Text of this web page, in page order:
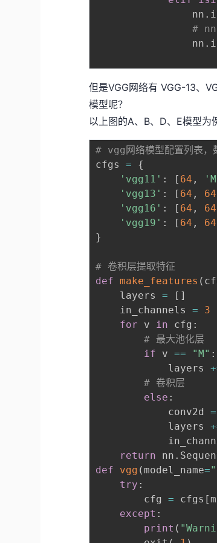
                nn
.
#
                nn
.
但是VGG网络有 VGG-13、
模型呢？
以上图的A、B、D、E模型为
# vgg网络模型配置列表，
cfgs =
{
'vgg11' : [ 64 ,
'vgg13' : [ 64 , 64
'vgg16' : [ 64 , 64
'vgg19' : [ 64 , 64
}
# 卷积层提取特征
def make_features (
    layers
= [ ]
    in_channels
= 3
for v in cfg :
# 最大池化层
if v == "M" :
            layers
# 卷积层
else :
            conv2d
=
            layers
return nn .
def
vgg ( model_name=
try :
        cfg
= cfgs [
except :
print (